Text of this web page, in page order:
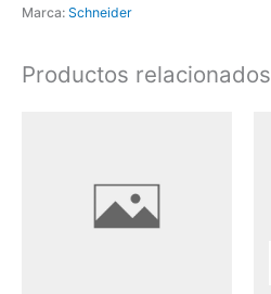
Marca: Schneider
Productos relacionados